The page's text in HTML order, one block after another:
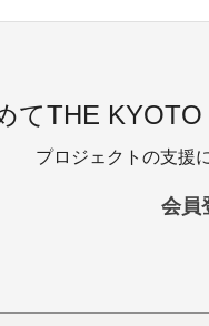
てTHE
プロジェクトの支援
会員